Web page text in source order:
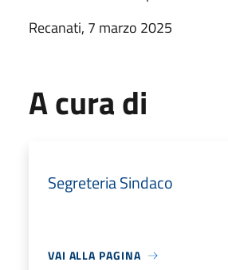
Recanati, 7 marzo 2025
A cura di
Segreteria Sindaco
VAI ALLA PAGINA